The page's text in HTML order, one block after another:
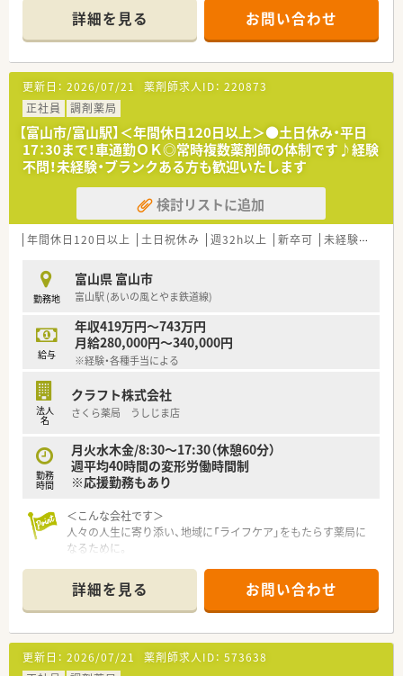
食品事業にも進出しており、幅広いヘルスケア製品を提供してい
ます。
■自社ブランド製品の展開にとどまらず、他社からの受託製造
（OEM）にも積極的に対応しています。開発担当者と綿密な協議
を行い、企画から商品化までをきめ細かく支援しています。
■GMP（医薬品の製造管理及び品質管理の基準）適合工場を完
成。「安全性と信頼性」を最優先に掲げ、徹底した製造管理・品質
管理体制のもとで製品をつくり上げています。
■「正韓高麗紅参末」や「明治牛黄蟾酥（ごおうせんそ）」など、高
麗人参や牛黄といった生薬成分を用いた、古来の確かな薬効を持
つ製品ラインナップを強みとしています。
■伝統薬だけでなく、近年注目を集めるエイジングケア成分
「NMN（ニコチンアミドモノヌクレオチド）」を配合したサプリメ
ントをシリーズ化し、現代のニーズに合わせた注力製品として展
開しています。
度への加入や、定年（60歳）後の再雇用制度（65歳まで）など、社員
が長期的に安心して働ける制度が整っています。
■完全週休2日制（土日祝休み）の導入や、残業時間の削減（月平
均5〜20時間以内など）に取り組んでおり、プライベートとの両
立がしやすい職場環境づくりが行われています。
■「富山県中小企業リバイバル補助金」を活用した事業展開や、
地元の関連会社（明治理研株式会社）との連携など、地元自治体や
詳細を見る お問い合わせ
更新日： 2026/07/21 薬剤師求人ID： 220873
正社員
調剤薬局
【富山市/富山駅】＜年間休日120日以上＞●土日休み・平日
17：30まで！車通勤ＯＫ◎常時複数薬剤師の体制です♪経験
不問！未経験・ブランクある方も歓迎いたします
検討リストに追加
年間休日120日以上 土日祝休み 週32h以上 新卒可 未経験可
勤務地
富山県 富山市
富山駅 (あいの風とやま鉄道線)
給与
年収419万円～743万円
月給280,000円～340,000円
※経験・各種手当による
法人
名
クラフト株式会社
さくら薬局 うしじま店
勤務
時間
月火水木金/8:30～17:30（休憩60分）
週平均40時間の変形労働時間制
※応援勤務もあり
＜こんな会社です＞
人々の人生に寄り添い、地域に「ライフケア」をもたらす薬局に
なるために。
りひとりの人生に寄り添い、質の高い医療サービスを届ける薬剤
師を求め育てています。
＜特徴・ポイントのご紹介＞
★薬剤師を守る独自システム
業務をサポートするために様々なシステムを独自開発していま
詳細を見る お問い合わせ
更新日： 2026/07/21 薬剤師求人ID： 573638